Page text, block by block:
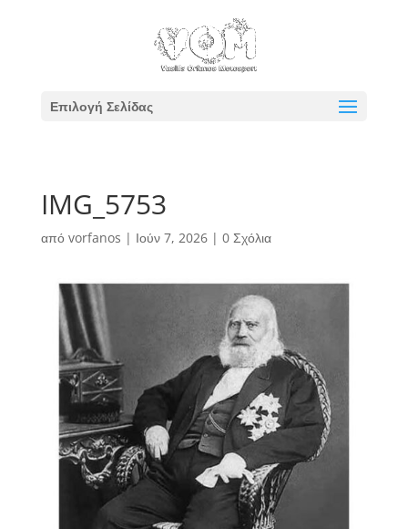
Επιλογή Σελίδας
IMG_5753
από vorfanos | Ιούν 7, 2026| 0 Σχόλια